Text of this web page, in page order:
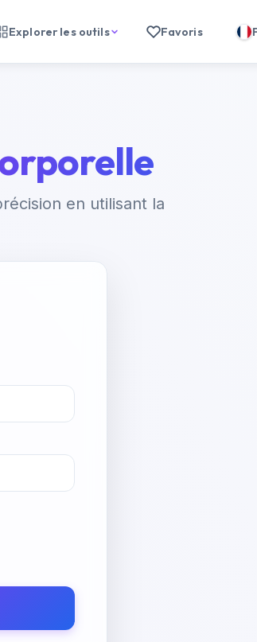
Explorer les outils Favoris
en utilisant la